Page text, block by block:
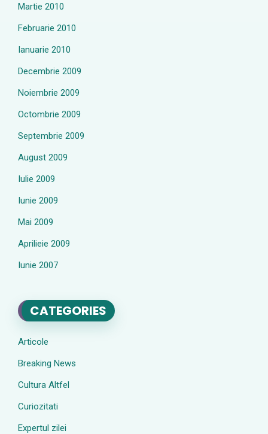
Martie 2010
Februarie 2010
Ianuarie 2010
Decembrie 2009
Noiembrie 2009
Octombrie 2009
Septembrie 2009
August 2009
Iulie 2009
Iunie 2009
Mai 2009
Aprilieie 2009
Iunie 2007
CATEGORIES
Articole
Breaking News
Cultura Altfel
Curiozitati
Expertul zilei